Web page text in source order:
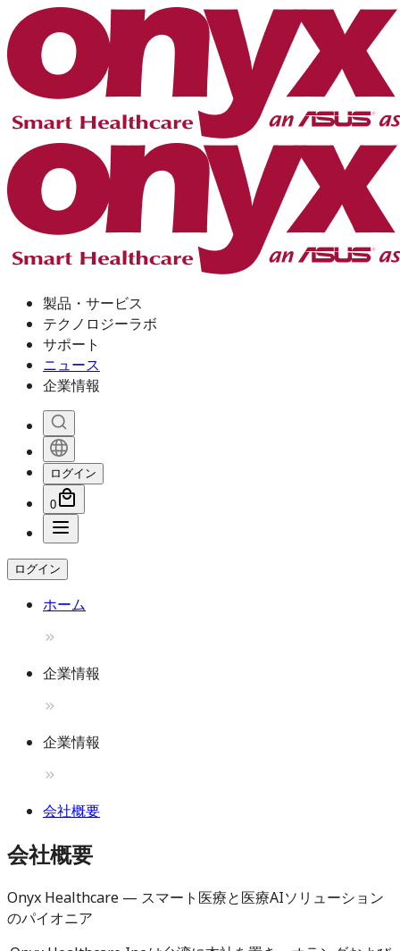
製品・サービス
テクノロジーラボ
サポート
ニュース
企業情報
ログイン
0
ログイン
ホーム
企業情報
企業情報
会社概要
会社概要
Onyx Healthcare — スマート医療と医療AIソリューション
のパイオニア